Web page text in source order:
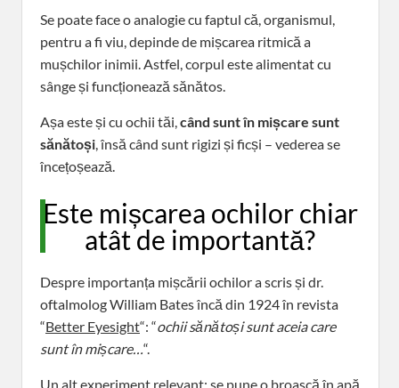
Se poate face o analogie cu faptul că, organismul,
pentru a fi viu, depinde de mișcarea ritmică a
mușchilor inimii. Astfel, corpul este alimentat cu
sânge și funcționează sănătos.
Așa este și cu ochii tăi,când sunt în mișcare sunt
sănătoși, însă când sunt rigizi și ficși – vederea se
încețoșează.
Este mișcarea ochilor chiar
atât de importantă?
Despre importanța mișcării ochilor a scris și dr.
oftalmolog William Bates încă din 1924 în revista
“Better Eyesight“: “ochii sănătoși sunt aceia care
sunt în mișcare…“.
Un alt experiment relevant: se pune o broască în apă